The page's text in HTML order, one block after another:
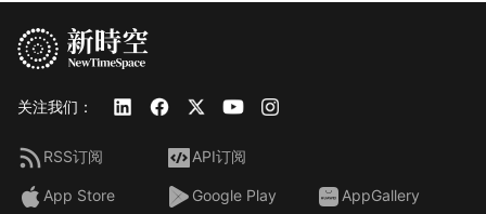
关注我们：
RSS订阅 API订阅
App Store Google Play AppGallery